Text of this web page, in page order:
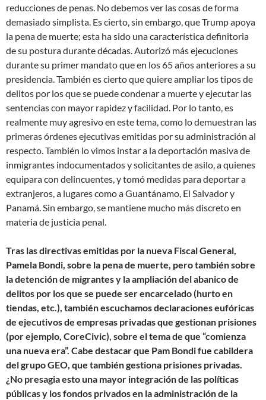
reducciones de penas. No debemos ver las cosas de forma
demasiado simplista. Es cierto, sin embargo, que Trump apoya
la pena de muerte; esta ha sido una característica definitoria
de su postura durante décadas. Autorizó más ejecuciones
durante su primer mandato que en los 65 años anteriores a su
presidencia. También es cierto que quiere ampliar los tipos de
delitos por los que se puede condenar a muerte y ejecutar las
sentencias con mayor rapidez y facilidad. Por lo tanto, es
realmente muy agresivo en este tema, como lo demuestran las
primeras órdenes ejecutivas emitidas por su administración al
respecto. También lo vimos instar a la deportación masiva de
inmigrantes indocumentados y solicitantes de asilo, a quienes
equipara con delincuentes, y tomó medidas para deportar a
extranjeros, a lugares como a Guantánamo, El Salvador y
Panamá. Sin embargo, se mantiene mucho más discreto en
materia de justicia penal.
Tras las directivas emitidas por la nueva Fiscal General,
Pamela Bondi, sobre la pena de muerte, pero también sobre
la detención de migrantes y la ampliación del abanico de
delitos por los que se puede ser encarcelado (hurto en
tiendas, etc.), también escuchamos declaraciones eufóricas
de ejecutivos de empresas privadas que gestionan prisiones
(por ejemplo, CoreCivic), sobre el tema de que “comienza
una nueva era”. Cabe destacar que Pam Bondi fue cabildera
del grupo GEO, que también gestiona prisiones privadas.
¿No presagia esto una mayor integración de las políticas
públicas y los fondos privados en la administración de la